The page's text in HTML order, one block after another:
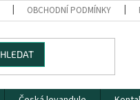
OBCHODNÍ PODMÍNKY
HLEDAT